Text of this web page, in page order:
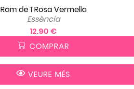
Ram de 1 Rosa Vermella
Essència
12.90 €
COMPRAR
VEURE MÉS